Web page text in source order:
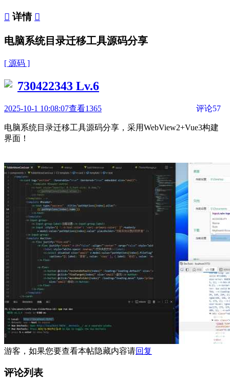
 详情 
电脑系统目录迁移工具源码分享
[ 源码 ]
730422343 Lv.6
2025-10-1 10:08:07查看1365 评论57
电脑系统目录迁移工具源码分享，采用WebView2+Vue3构建
界面！
游客，如果您要查看本帖隐藏内容请回复
评论列表